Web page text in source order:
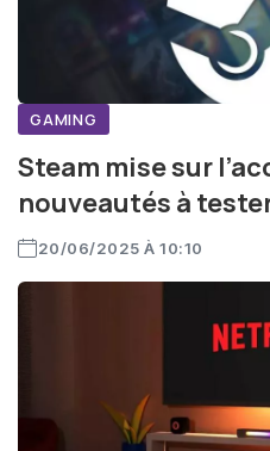
GAMING
Steam mise sur
nouveautés à
20/06/2025 À 10:10